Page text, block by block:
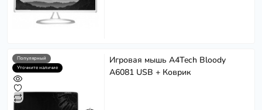
Популярный
Уточните наличие
Игровая мышь A4Tech Bloody
A6081 USB + Коврик